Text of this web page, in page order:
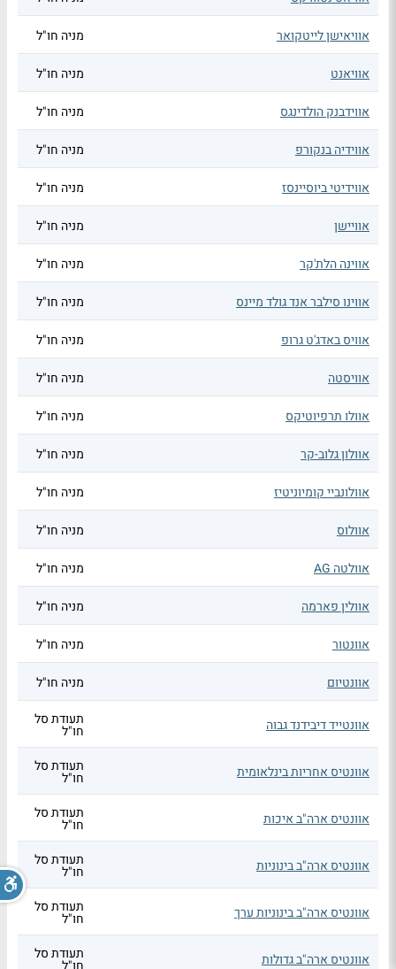
אוויאישן לייטקואר מניה חו"ל
אוויאנט מניה חו"ל
אווידבנק הולדינגס מניה חו"ל
אווידיה בנקורפ מניה חו"ל
אווידיטי ביוסיינסז מניה חו"ל
אוויישן מניה חו"ל
אווינה הלת'קר מניה חו"ל
אווינו סילבר אנד גולד מיינס מניה חו"ל
אוויס באדג'ט גרופ מניה חו"ל
אוויסטה מניה חו"ל
אוולו תרפיוטיקס מניה חו"ל
אוולון גלוב-קר מניה חו"ל
אוולונביי קומיוניטיז מניה חו"ל
אוולוס מניה חו"ל
אוולטה AG מניה חו"ל
אוולין פארמה מניה חו"ל
אוונטור מניה חו"ל
אוונטיום מניה חו"ל
אוונטייד דיבידנד גבוה תעודת סל
חו"ל
אוונטיס אחריות בינלאומית תעודת סל
חו"ל
אוונטיס ארה"ב איכות תעודת סל
חו"ל
אוונטיס ארה"ב בינוניות תעודת סל
חו"ל
אוונטיס ארה"ב בינוניות ערך תעודת סל
חו"ל
אוונטיס ארה"ב גדולות תעודת סל